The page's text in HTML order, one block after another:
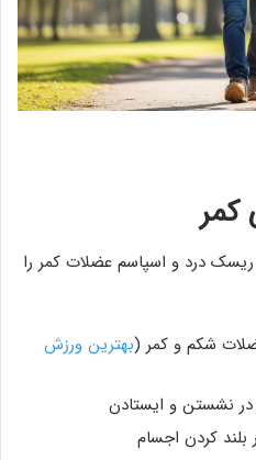
کمر
درد و اسپاسم عضلات کمر را
شکم و کمر (بهترین ورزش
نشستن و ایستادن
کردن اجسام